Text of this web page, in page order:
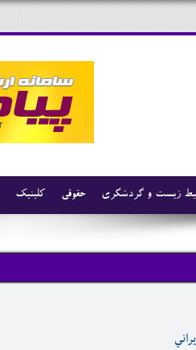
کلینیک حقوقی زیست و گردشگری